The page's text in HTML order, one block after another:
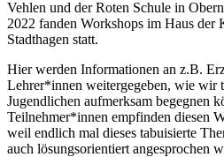
Vehlen und der Roten Schule in
2022 fanden Workshops im Haus der
Stadthagen statt.
Hier werden Informationen an z.B.
Lehrer*innen weitergegeben, wie wir
Jugendlichen aufmerksam begegnen
Teilnehmer*innen empfinden diesen
weil endlich mal dieses tabuisierte
auch lösungsorientiert angesprochen